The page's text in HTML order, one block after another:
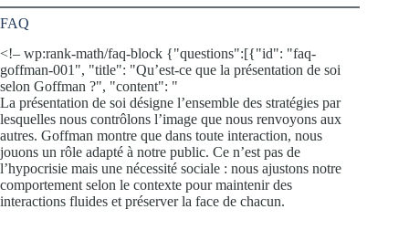
FAQ
<!– wp:rank-math/faq-block {"questions":[{"id": "faq-
goffman-001", "title": "Qu’est-ce que la présentation de soi
selon Goffman ?", "content": "
La présentation de soi désigne l’ensemble des stratégies par
lesquelles nous contrôlons l’image que nous renvoyons aux
autres. Goffman montre que dans toute interaction, nous
jouons un rôle adapté à notre public. Ce n’est pas de
l’hypocrisie mais une nécessité sociale : nous ajustons notre
comportement selon le contexte pour maintenir des
interactions fluides et préserver la face de chacun.